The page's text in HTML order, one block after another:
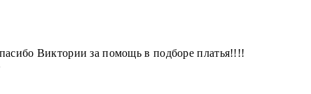
Виктории за помощь в подборе платья!!!!